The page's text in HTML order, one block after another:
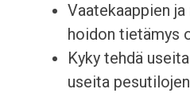
Vaatekaappien
hoidon tietämys
Kyky tehdä
useita